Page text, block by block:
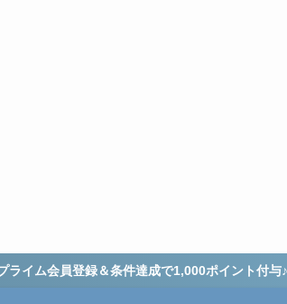
ライム会員登録＆条件達成で1,000ポイント付与♪